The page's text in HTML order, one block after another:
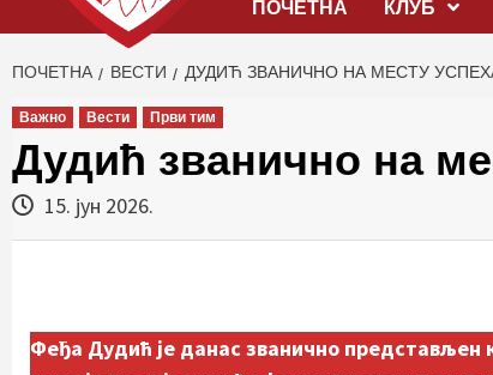
ПОЧЕТНА КЛУБ
ПОЧЕТНА ВЕСТИ ДУДИЋ ЗВАНИЧНО НА МЕСТУ
Важно Вести Први тим
Дудић званично на
15. јун 2026.
Феђа Дудић је данас званично представљен